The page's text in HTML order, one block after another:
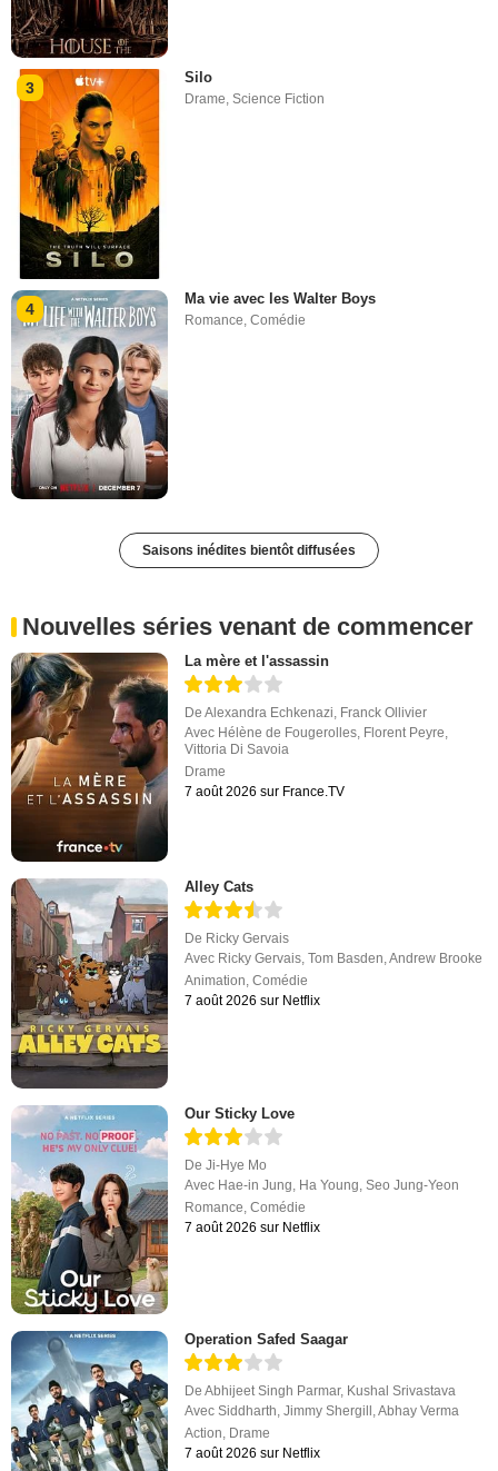
3
Silo
Drame,Science Fiction
4
Ma vie avec les Walter Boys
Romance ,Comédie
Saisons inédites bientôt diffusées
Nouvelles séries venant de commencer
La mère et l'assassin
DeAlexandra Echkenazi, Franck Ollivier
Avec Hélène de Fougerolles, Florent Peyre,
Vittoria Di Savoia
Drame
7 août 2026 sur France.TV
Alley Cats
De Ricky Gervais
Avec Ricky Gervais,Tom Basden,Andrew Brooke
Animation,Comédie
7 août 2026 sur Netflix
Our Sticky Love
DeJi-Hye Mo
Avec Hae-in Jung Ha Young ,Seo Jung-Yeon
Romance ,Comédie
7 août 2026 sur Netflix
Operation Safed Saagar
DeAbhijeet Singh Parmar, Kushal Srivastava
AvecSiddharth,Jimmy Shergill ,Abhay Verma
Action, Drame
7 août 2026 sur Netflix